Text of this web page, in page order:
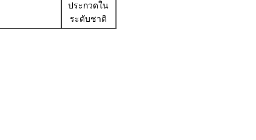
ประกวดใน
ระดับชาติ